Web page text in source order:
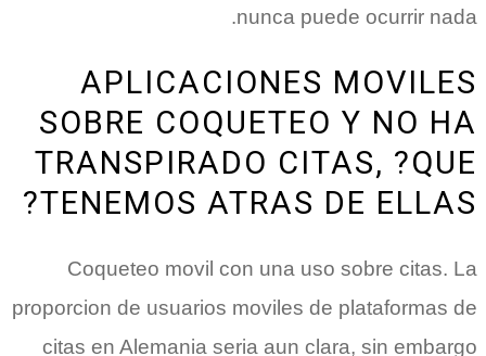
nunca puede ocurrir nada.
APLICACIONES MOVILES
SOBRE COQUETEO Y NO HA
TRANSPIRADO CITAS, ?QUE
TENEMOS ATRAS DE ELLAS?
Coqueteo movil con una uso sobre citas. La
proporcion de usuarios moviles de plataformas de
citas en Alemania seri­a aun clara, sin embargo